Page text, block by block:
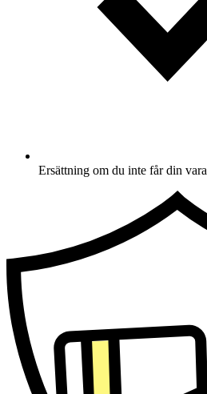
Ersättning om du inte får din vara